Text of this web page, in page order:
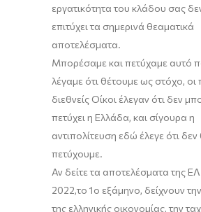
εργατικότητα του κλάδου σας
επιτύχει τα σημερινά θεαματικά
αποτελέσματα.
Μπορέσαμε και πετύχαμε αυτό
λέγαμε ότι θέτουμε ως στόχο, οι
διεθνείς Οίκοι έλεγαν ότι δεν
πετύχει η Ελλάδα, και σίγουρα η
αντιπολίτευση εδώ έλεγε ότι
πετύχουμε.
Αν δείτε τα αποτελέσματα της
2022,το 1ο εξάμηνο, δείχνουν
της ελληνικής οικονομίας, την